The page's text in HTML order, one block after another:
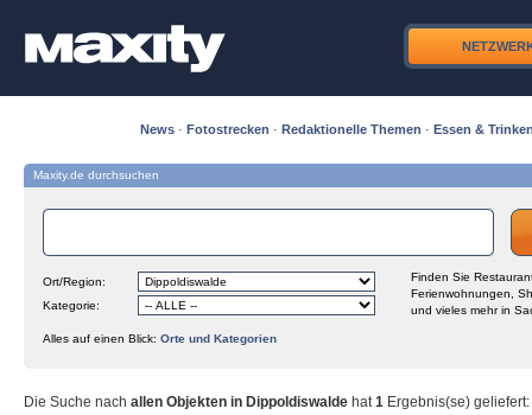
News · Fotostrecken · Redaktionelle Themen · Essen &
Maxity.de durchsuchen
Ort/Region:
Kategorie:
Finden Sie
Ferienwohnungen,
und vieles mehr in
Alles auf einen Blick: Orte und Kategorien
Die Suche nach allen Objekten in Dippoldiswalde hat1 Ergebnis(se) geliefert: